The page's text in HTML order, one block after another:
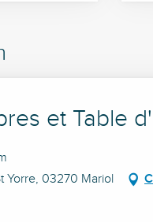
et Table
Yorre, 03270 Mariol